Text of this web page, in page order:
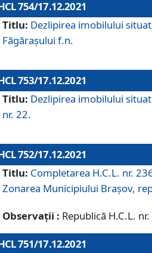
754/17.12.2021
Titlu: Dezlipirea imobilului
Făgărașului f.n.
753/17.12.2021
Titlu: Dezlipirea imobilului
nr. 22.
752/17.12.2021
Titlu: Completarea H.C.L. nr.
Zonarea Municipiului Braşov,
Observații : Republică H.C.L.
751/17.12.2021